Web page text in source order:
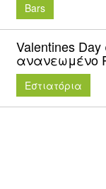
Bars
Valentines Day
ανανεωμένο
Εστιατόρια